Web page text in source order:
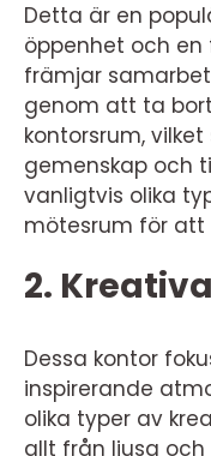
Detta är en
öppenhet och en
främjar
genom att ta
kontorsrum,
gemenskap och
vanligtvis olika
mötesrum för att
2.
Dessa kontor
inspirerande
olika typer av
allt från ljusa